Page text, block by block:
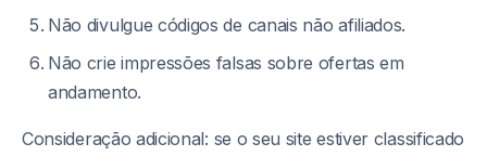
Não divulgue códigos de canais não afiliados.
Não crie impressões falsas sobre ofertas em
andamento.
Consideração adicional: se o seu site estiver classificado